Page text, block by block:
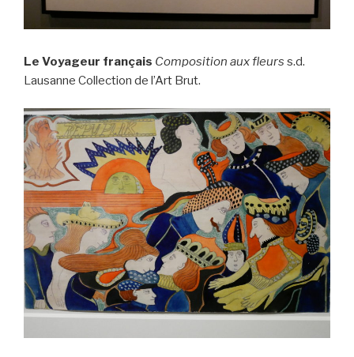
Le Voyageur français Composition aux fleurs s.d.
Lausanne Collection de l’Art Brut.